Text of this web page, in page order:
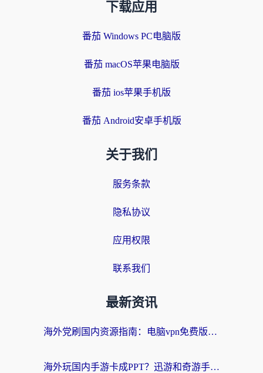
下载应用
番茄 Windows PC电脑版
番茄 macOS苹果电脑版
番茄 ios苹果手机版
番茄 Android安卓手机版
关于我们
服务条款
隐私协议
应用权限
联系我们
最新资讯
海外党刷国内资源指南：电脑vpn免费版真的能用吗？选对加速器才是关键
海外玩国内手游卡成PPT？迅游和奇游手游哪个好？附真实VPN评测及番茄加速器体验